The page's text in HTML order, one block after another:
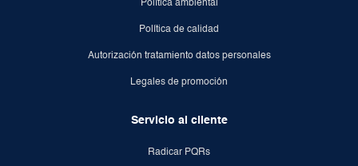
Política ambiental
Política de calidad
Autorización tratamiento datos personales
Legales de promoción
Servicio al cliente
Radicar PQRs